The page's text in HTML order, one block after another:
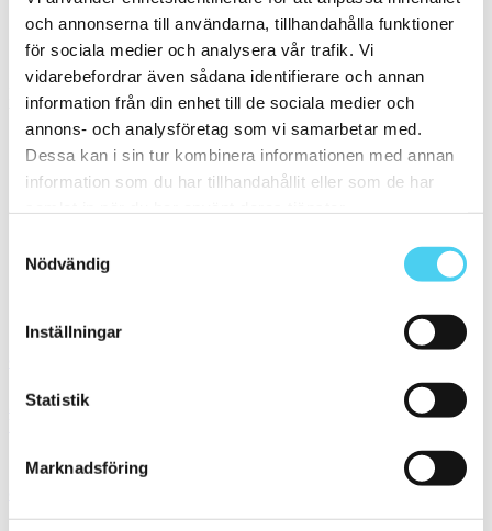
och annonserna till användarna, tillhandahålla funktioner
för sociala medier och analysera vår trafik. Vi
vidarebefordrar även sådana identifierare och annan
information från din enhet till de sociala medier och
annons- och analysföretag som vi samarbetar med.
Dessa kan i sin tur kombinera informationen med annan
information som du har tillhandahållit eller som de har
Nödvändig
Inställningar
Statistik
Marknadsföring
Standard(11)
Rakskuren(4)
Pris
Välj en eller flera prisgrupper:
600 till 800 kr
Storlek:30x30 cm